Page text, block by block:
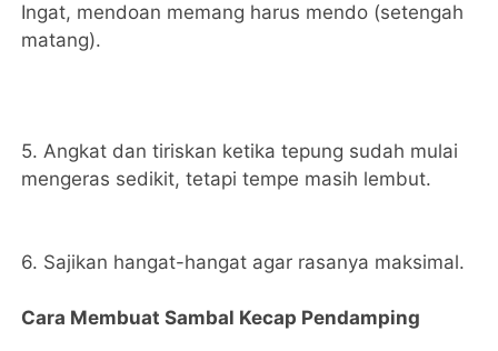
Ingat, mendoan memang harus mendo (setengah
matang).
5. Angkat dan tiriskan ketika tepung sudah mulai
mengeras sedikit, tetapi tempe masih lembut.
6. Sajikan hangat-hangat agar rasanya maksimal.
Cara Membuat Sambal Kecap Pendamping